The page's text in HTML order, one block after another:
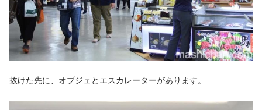
抜けた先に、オブジェとエスカレーターがあります。